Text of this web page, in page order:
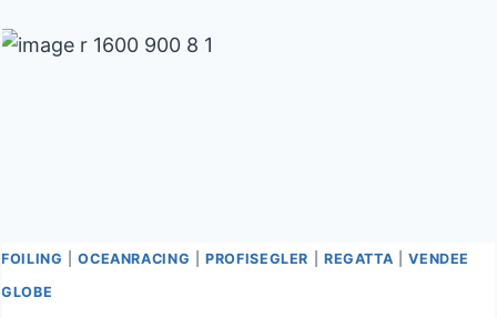
FOILING |OCEANRACING |PROFISEGLER REGATTA |VENDEE
GLOBE